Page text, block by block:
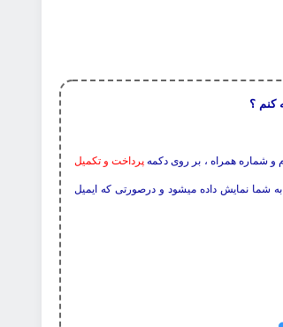
کنم ؟
و شماره همراه ، بر روی دکمهپرداخت و تکمیل
به شما نمایش داده میشود و درصورتی که ایمیل